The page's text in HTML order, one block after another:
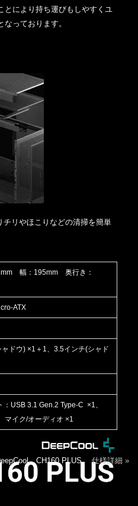
とにより持ち運びもしやすくユ
っております。
リやほこりなどの清掃を簡単
幅：195mm 奥行き：
ATX
ドウ) ×1＋1、3.5インチ(シャド
：USB 3.1 Gen.2 Type-C ×1、
マイク/オーディオ ×1
CH160 PLUS仕様詳細 »